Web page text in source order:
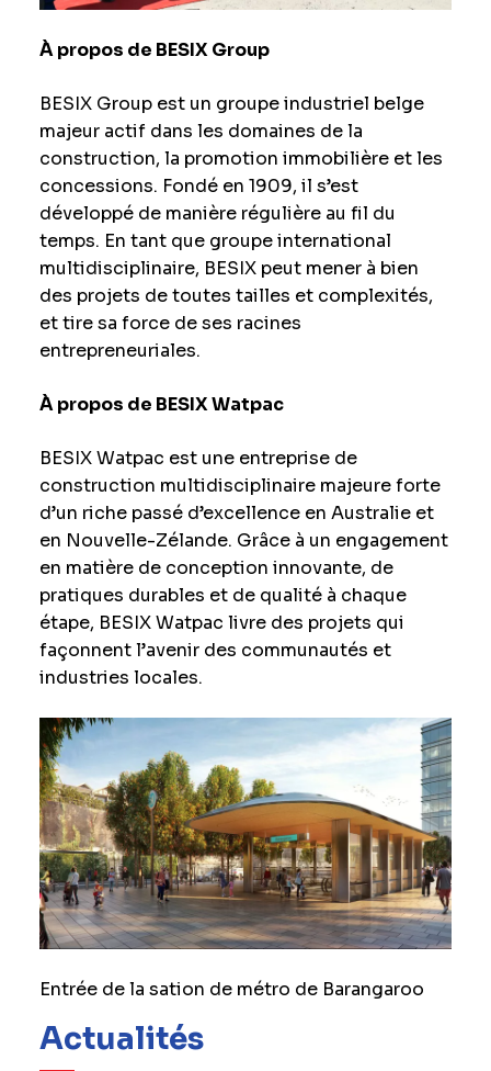
À propos de BESIX Group
BESIX Group est un groupe industriel belge
majeur actif dans les domaines de la
construction, la promotion immobilière et les
concessions. Fondé en 1909, il s’est
développé de manière régulière au fil du
temps. En tant que groupe international
multidisciplinaire, BESIX peut mener à bien
des projets de toutes tailles et complexités,
et tire sa force de ses racines
entrepreneuriales.
À propos de BESIX Watpac
BESIX Watpac est une entreprise de
construction multidisciplinaire majeure forte
d’un riche passé d’excellence en Australie et
en Nouvelle-Zélande. Grâce à un engagement
en matière de conception innovante, de
pratiques durables et de qualité à chaque
étape, BESIX Watpac livre des projets qui
façonnent l’avenir des communautés et
industries locales.
Entrée de la sation de métro de Barangaroo
Actualités